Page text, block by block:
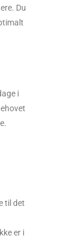
Du
i
til det
er i